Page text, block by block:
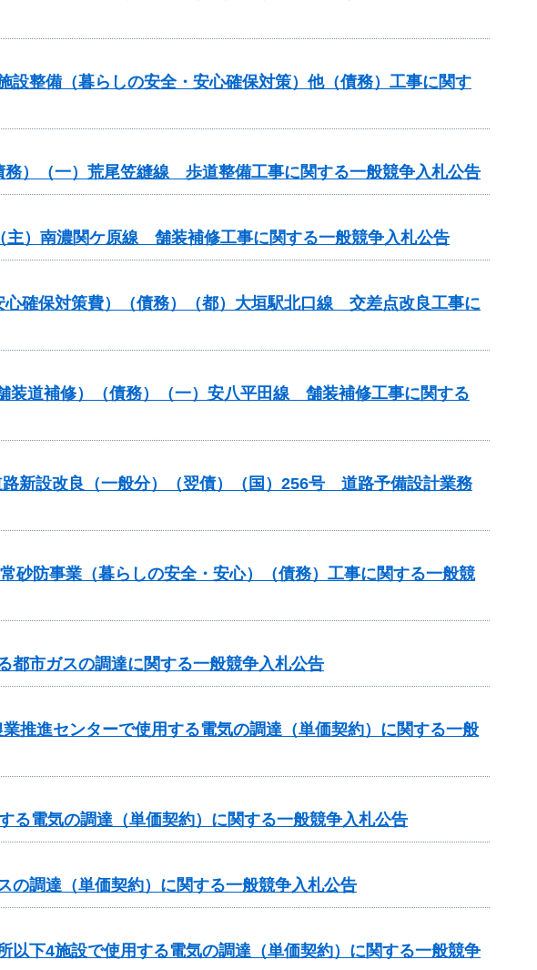
整備（暮らしの安全・安心確保対策）他（債務）工事に関す
）（一）荒尾笠縫線 歩道整備工事に関する一般競争入札公告
主）南濃関ケ原線 舗装補修工事に関する一般競争入札公告
確保対策費）（債務）（都）大垣駅北口線 交差点改良工事に
装道補修）（債務）（一）安八平田線 舗装補修工事に関する
路新設改良（一般分）（翌債）（国）256号 道路予備設計業務
砂防事業（暮らしの安全・安心）（債務）工事に関する一般競
市ガスの調達に関する一般競争入札公告
推進センターで使用する電気の調達（単価契約）に関する一般
電気の調達（単価契約）に関する一般競争入札公告
調達（単価契約）に関する一般競争入札公告
下4施設で使用する電気の調達（単価契約）に関する一般競争